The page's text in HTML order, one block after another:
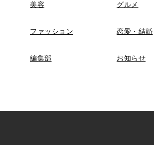
美容 グルメ
ファッション 恋愛・結婚
編集部 お知らせ